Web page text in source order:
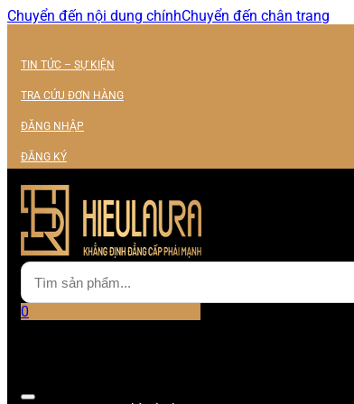
Chuyển đến nội dung chínhChuyển đến chân trang
TIN TỨC – SỰ KIỆN
TRA CỨU ĐƠN HÀNG
ĐĂNG NHẬP
ĐĂNG KÝ
0